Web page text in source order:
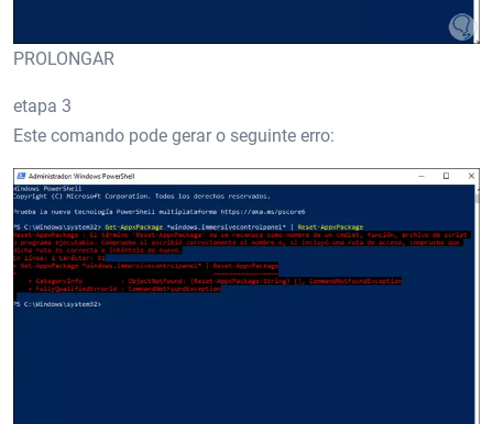
PROLONGAR
etapa 3
Este comando pode gerar o seguinte erro: